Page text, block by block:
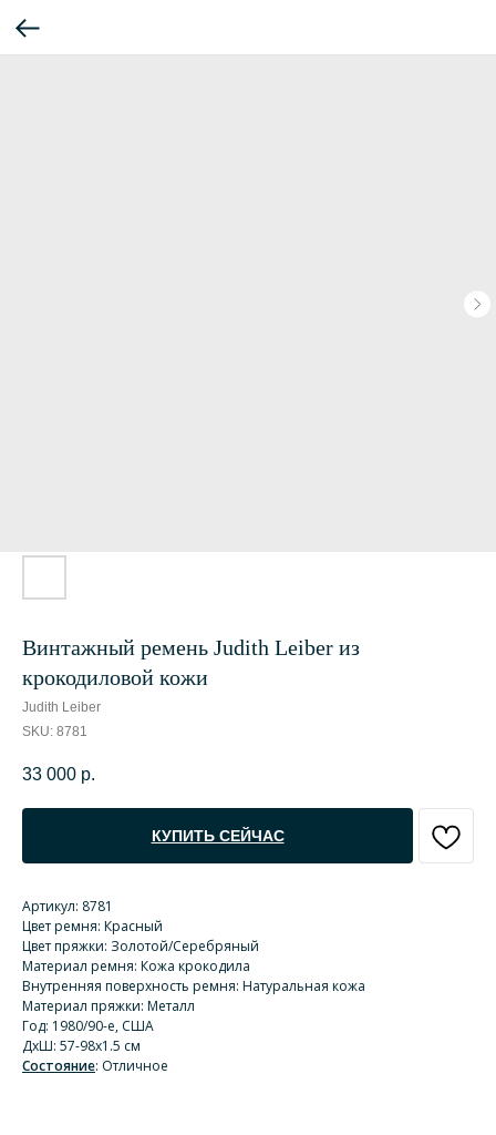
Винтажный ремень Judith Leiber из
крокодиловой кожи
Judith Leiber
SKU: 8781
33 000 р.
КУПИТЬ СЕЙЧАС
Артикул: 8781
Цвет ремня: Красный
Цвет пряжки: Золотой/Серебряный
Материал ремня: Кожа крокодила
Внутренняя поверхность ремня: Натуральная кожа
Материал пряжки: Металл
Год: 1980/90-е, США
ДхШ: 57-98х1.5 см
Состояние: Отличное